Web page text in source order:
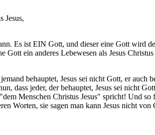
Jesus,
Es ist EIN Gott, und dieser eine Gott wird
ein anderes Lebewesen als Jesus
behauptet, Jesus sei nicht Gott, er auch
dass jeder, der behauptet, Jesus sei nicht
Menschen Christus Jesus" spricht! Und
Worten, sie sagen man kann Jesus nicht